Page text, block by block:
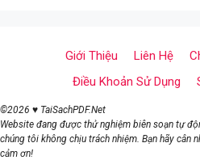
Giới Thiệu Liên Hệ
Điều Khoản Sử Dụng
©2026 ♥ TaiSachPDF.Net
Website đang được thử nghiệm biên soạn tự
chúng tôi không chịu trách nhiệm. Bạn hãy cân
cảm ơn!